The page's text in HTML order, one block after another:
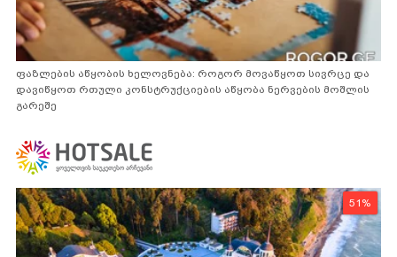
ფაზლების აწყობის ხელოვნება: როგორ მოვაწყოთ სივრცე და
დავიწყოთ რთული კონსტრუქციების აწყობა ნერვების მოშლის
გარეშე
51%